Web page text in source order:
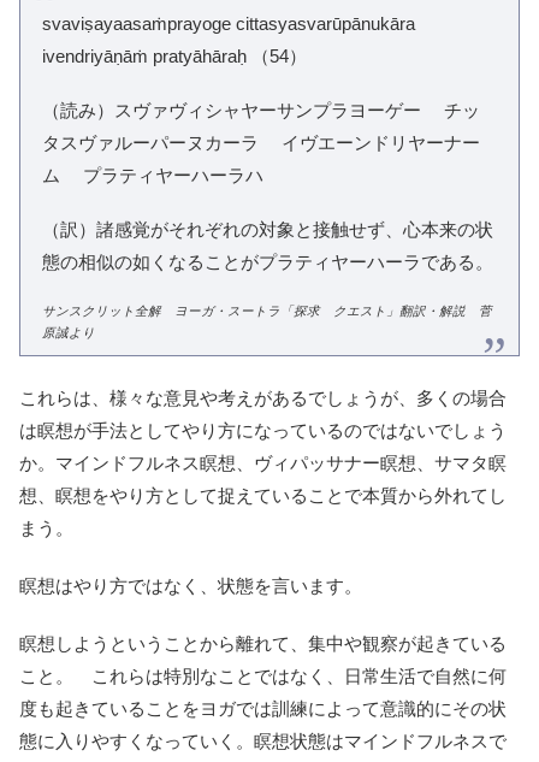
svaviṣayaasaṁprayoge cittasyasvarūpānukāra
ivendriyāṇāṁ pratyāhāraḥ （54）
（読み）スヴァヴィシャヤーサンプラヨーゲー チッ
タスヴァルーパーヌカーラ イヴエーンドリヤーナー
ム プラティヤーハーラハ
（訳）諸感覚がそれぞれの対象と接触せず、心本来の状
態の相似の如くなることがプラティヤーハーラである。
サンスクリット全解 ヨーガ・スートラ「探求 クエスト」翻訳・解説 菅
原誠より
これらは、様々な意見や考えがあるでしょうが、多くの場合
は瞑想が手法としてやり方になっているのではないでしょう
か。マインドフルネス瞑想、ヴィパッサナー瞑想、サマタ瞑
想、瞑想をやり方として捉えていることで本質から外れてし
まう。
瞑想はやり方ではなく、状態を言います。
瞑想しようということから離れて、集中や観察が起きている
こと。 これらは特別なことではなく、日常生活で自然に何
度も起きていることをヨガでは訓練によって意識的にその状
態に入りやすくなっていく。瞑想状態はマインドフルネスで